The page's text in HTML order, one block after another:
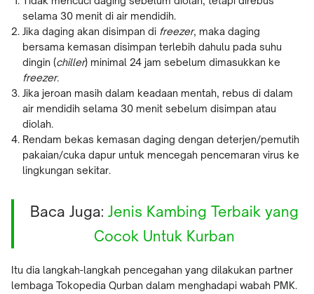
selama 30 menit di air mendidih.
Jika daging akan disimpan di freezer, maka daging
bersama kemasan disimpan terlebih dahulu pada suhu
dingin (chiller) minimal 24 jam sebelum dimasukkan ke
freezer.
Jika jeroan masih dalam keadaan mentah, rebus di dalam
air mendidih selama 30 menit sebelum disimpan atau
diolah.
Rendam bekas kemasan daging dengan deterjen/pemutih
pakaian/cuka dapur untuk mencegah pencemaran virus ke
lingkungan sekitar.
Baca Juga: Jenis Kambing Terbaik yang
Cocok Untuk Kurban
Itu dia langkah-langkah pencegahan yang dilakukan partner
lembaga Tokopedia Qurban dalam menghadapi wabah PMK.